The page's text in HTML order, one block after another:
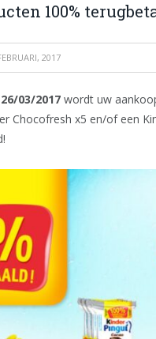
100%
2017
03/2017 wordt uw
Chocofresh x5 en/of een